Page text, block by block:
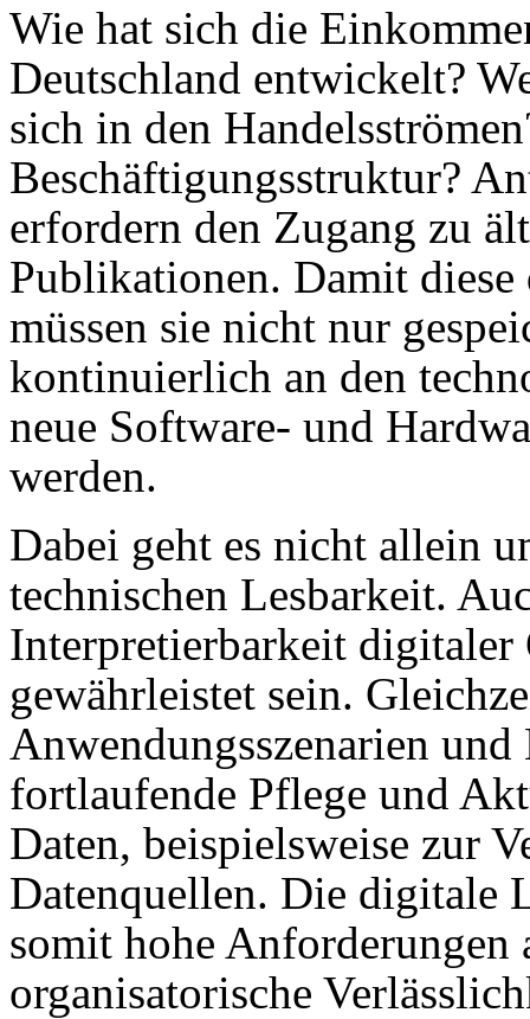
Wie hat sich die
Deutschland entwickelt?
sich in den
Beschäftigungsstruktur?
erfordern den Zugang zu
Publikationen. Damit
müssen sie nicht nur
kontinuierlich an den
neue Software- und
werden.
Dabei geht es nicht allein
technischen Lesbarkeit.
Interpretierbarkeit
gewährleistet sein.
Anwendungsszenarien
fortlaufende Pflege und
Daten, beispielsweise zur
Datenquellen. Die digitale
somit hohe
organisatorische